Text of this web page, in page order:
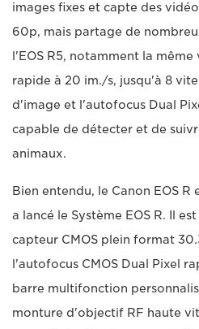
images fixes et capte des
60p, mais partage de
l'EOS R5, notamment la
rapide à 20 im./s, jusqu'à 8
d'image et l'autofocus Dual
capable de détecter et de
animaux.
Bien entendu, le Canon EOS
a lancé le Système EOS R. Il
capteur CMOS plein format
l'autofocus CMOS Dual Pixel
barre multifonction
monture d'objectif RF haute